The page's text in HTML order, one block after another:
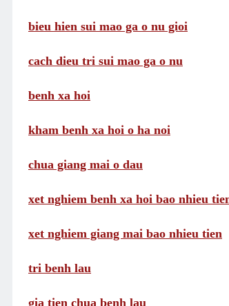
bieu hien sui mao ga o nu gioi
cach dieu tri sui mao ga o nu
benh xa hoi
kham benh xa hoi o ha noi
chua giang mai o dau
xet nghiem benh xa hoi bao nhieu
xet nghiem giang mai bao nhieu tien
tri benh lau
gia tien chua benh lau